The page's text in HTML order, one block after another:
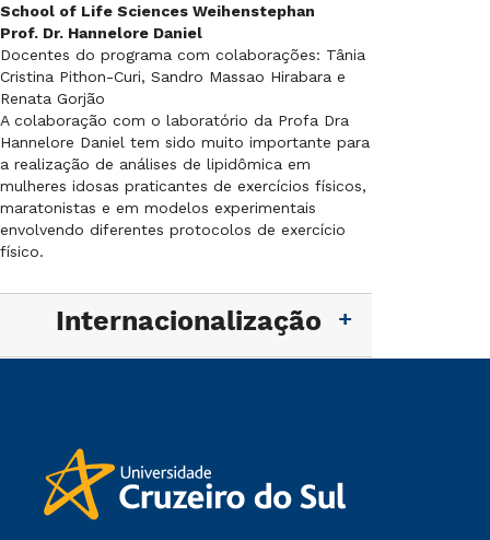
School of Life Sciences Weihenstephan
Prof. Dr. Hannelore Daniel
Docentes do programa com colaborações: Tânia
Cristina Pithon-Curi, Sandro Massao Hirabara e
Renata Gorjão
A colaboração com o laboratório da Profa Dra
Hannelore Daniel tem sido muito importante para
a realização de análises de lipidômica em
mulheres idosas praticantes de exercícios físicos,
maratonistas e em modelos experimentais
envolvendo diferentes protocolos de exercício
físico.
Internacionalização